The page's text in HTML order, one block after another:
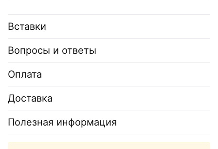
Вставки
Вопросы и ответы
Оплата
Доставка
Полезная информация